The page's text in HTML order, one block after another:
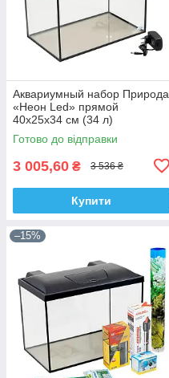
Аквариумный набор Природа
«Неон Led» прямой
40х25х34 см (34 л)
Готово до відправки
3 005,60 ₴ 3 536 ₴
Купити
–15%